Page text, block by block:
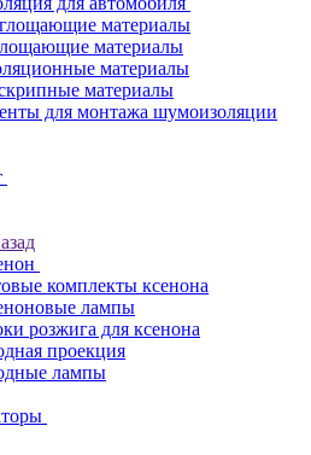
материалы
материалы
материалы
материалы
для монтажа шумоизоляции
комплекты ксенона
лампы
розжига для ксенона
проекция
лампы